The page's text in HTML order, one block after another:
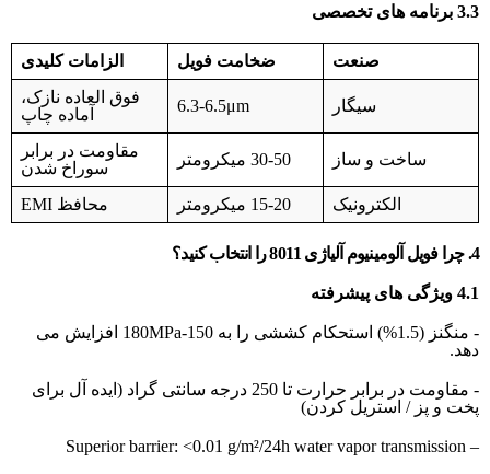
3.3 برنامه های تخصصی
صنعت ضخامت فویل الزامات کلیدی
سیگار 6.3-6.5μm
فوق العاده نازک،
آماده چاپ
ساخت و ساز 30-50 میکرومتر
مقاومت در برابر
سوراخ شدن
الکترونیک
15-20 میکرومتر محافظ EMI
4. چرا فویل آلومینیوم آلیاژی 8011 را انتخاب کنید؟
4.1 ویژگی های پیشرفته
- منگنز (1.5%) استحکام کششی را به 150-180MPa افزایش می
دهد.
- مقاومت در برابر حرارت تا 250 درجه سانتی گراد (ایده آل برای
پخت و پز / استریل کردن)
– Superior barrier: <0.01 g/m²/24h water vapor transmission